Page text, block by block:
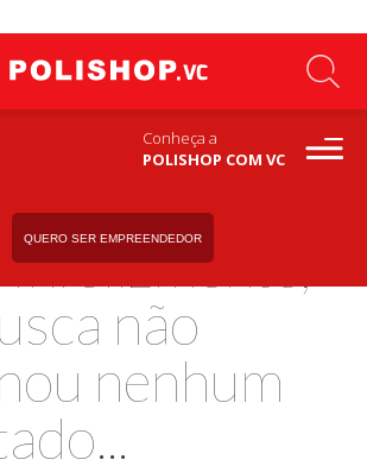
Conheça a
POLISHOP COM VC
QUERO SER EMPREENDEDOR
Infelizmente,
não
nenhum